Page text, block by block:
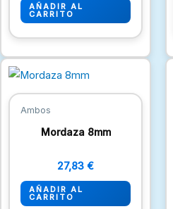
AÑADIR AL
CARRITO
Ambos
Mordaza 8mm
27,83 €
AÑADIR AL
CARRITO